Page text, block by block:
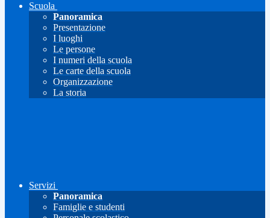
Scuola
Panoramica
Presentazione
I luoghi
Le persone
I numeri della scuola
Le carte della scuola
Organizzazione
La storia
Servizi
Panoramica
Famiglie e studenti